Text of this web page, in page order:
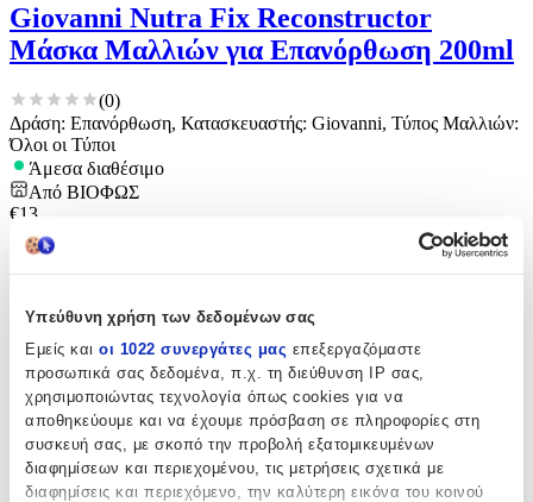
Υπεύθυνη χρήση των δεδομένων σας
Εμείς και οι 1022 συνεργάτες μας επεξεργαζόμαστε
προσωπικά σας δεδομένα, π.χ. τη διεύθυνση IP σας,
χρησιμοποιώντας τεχνολογία όπως cookies για να
αποθηκεύουμε και να έχουμε πρόσβαση σε πληροφορίες στη
συσκευή σας, με σκοπό την προβολή εξατομικευμένων
διαφημίσεων και περιεχομένου, τις μετρήσεις σχετικά με
διαφημίσεις και περιεχόμενο, την καλύτερη εικόνα του κοινού
Giovanni Nutra Fix Reconstructor
Μάσκα Μαλλιών για Επανόρθωση 200ml
(0)
Δράση: Επανόρθωση, Κατασκευαστής: Giovanni, Τύπος Μαλλιών:
Όλοι οι Τύποι
Άμεσα διαθέσιμο
Από ΒΙΟΦΩΣ
€13
99